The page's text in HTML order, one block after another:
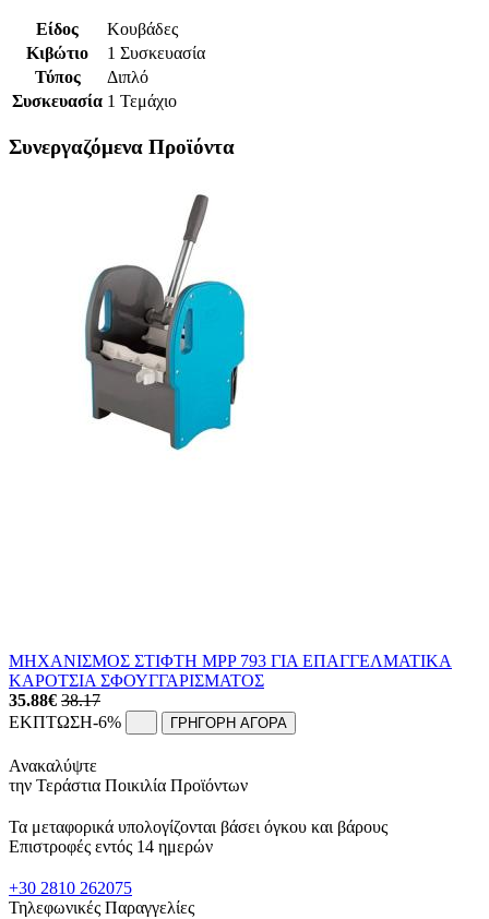
Είδος
Κουβάδες
Κιβώτιο
1 Συσκευασία
Τύπος
Διπλό
Συσκευασία 1 Τεμάχιο
Συνεργαζόμενα Προϊόντα
ΜΗΧΑΝΙΣΜΟΣ ΣΤΙΦΤΗ MPP 793 ΓΙΑ ΕΠΑΓΓΕΛΜΑΤΙΚΑ
ΚΑΡΟΤΣΙΑ ΣΦΟΥΓΓΑΡΙΣΜΑΤΟΣ
35.88€ 38.17
ΕΚΠΤΩΣΗ-6% ΓΡΗΓΟΡΗ ΑΓΟΡΑ
Ανακαλύψτε
την Τεράστια Ποικιλία Προϊόντων
Τα μεταφορικά υπολογίζονται βάσει όγκου και βάρους
Επιστροφές εντός 14 ημερών
+30 2810 262075
Τηλεφωνικές Παραγγελίες